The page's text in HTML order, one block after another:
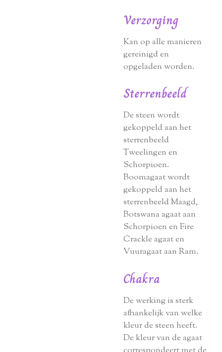
Verzorging
Kan op alle manieren
gereinigd en
opgeladen worden.
Sterrenbeeld
De steen wordt
gekoppeld aan het
sterrenbeeld
Tweelingen en
Schorpioen.
Boomagaat wordt
gekoppeld aan het
sterrenbeeld Maagd,
Botswana agaat aan
Schorpioen en Fire
Crackle agaat en
Vuuragaat aan Ram.
Chakra
De werking is sterk
afhankelijk van welke
kleur de steen heeft.
De kleur van de agaat